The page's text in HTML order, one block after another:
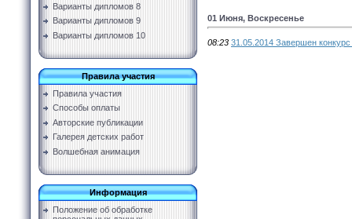
Варианты дипломов 8
Варианты дипломов 9
Варианты дипломов 10
Правила участия
Правила участия
Способы оплаты
Авторские публикации
Галерея детских работ
Волшебная анимация
Информация
Положение об обработке
01 Июня, Воскресенье
08:23 31.05.2014 Завершен